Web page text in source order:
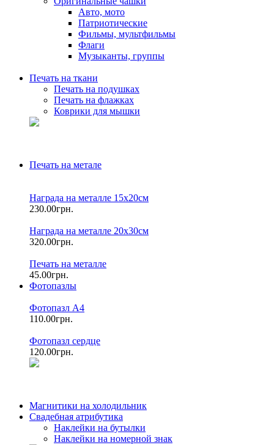
Авто, мото
Патриотические
Фильмы, мультфильмы
Флаги
Музыканты, группы
Печать на ткани
Печать на подушках
Печать на флажках
Коврики для мышки
Печать на метале
Награда на металле 15х20см
230.00грн.
Награда на металле 20х30см
320.00грн.
Печать на металле
45.00грн.
Фотопазлы
Фотопазл А4
110.00грн.
Фотопазл сердце
120.00грн.
Магнитики на холодильник
Свадебная атрибутика
Наклейки на бутылки
Наклейки на номерной знак